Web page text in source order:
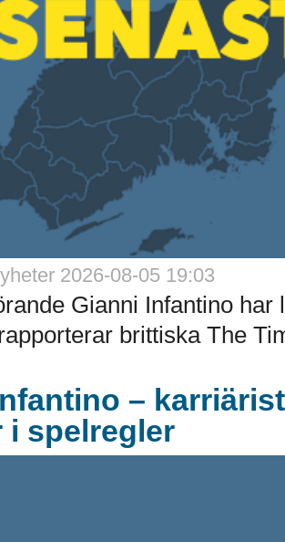
2026-08-05 19:03
Gianni Infantino
brittiska The
–
i spelregler